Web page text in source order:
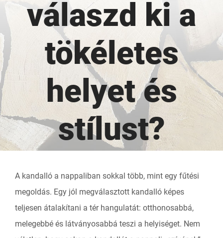
válaszd ki a
tökéletes
helyet és
stílust?
A kandalló a nappaliban sokkal több, mint egy fűtési
megoldás. Egy jól megválasztott kandalló képes
teljesen átalakítani a tér hangulatát: otthonosabbá,
melegebbé és látványosabbá teszi a helyiséget. Nem